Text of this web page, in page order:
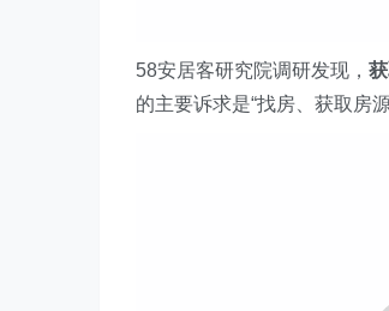
58安居客研究院调研发现，
的主要诉求是“找房、获取房